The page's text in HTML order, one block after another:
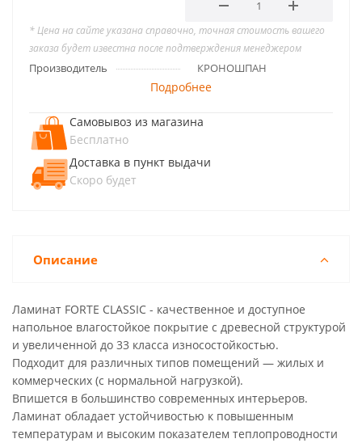
* Цена на сайте указана справочно, точная стоимость вашего
заказа будет известна после подтверждения менеджером
Производитель КРОНОШПАН
Подробнее
Самовывоз из магазина
Бесплатно
Доставка в пункт выдачи
Скоро будет
Описание
Ламинат FORTE CLASSIC - качественное и доступное
напольное влагостойкое покрытие с древесной структурой
и увеличенной до 33 класса износостойкостью.
Подходит для различных типов помещений — жилых и
коммерческих (с нормальной нагрузкой).
Впишется в большинство современных интерьеров.
Ламинат обладает устойчивостью к повышенным
температурам и высоким показателем теплопроводности